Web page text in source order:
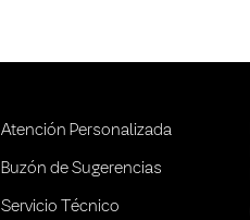
Atención Personalizada
Buzón de Sugerencias
Servicio Técnico